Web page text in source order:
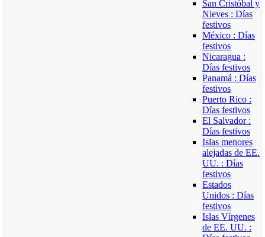
San Cristóbal y
Nieves : Días
festivos
México : Días
festivos
Nicaragua :
Días festivos
Panamá : Días
festivos
Puerto Rico :
Días festivos
El Salvador :
Días festivos
Islas menores
alejadas de EE.
UU. : Días
festivos
Estados
Unidos : Días
festivos
Islas Vírgenes
de EE. UU. :